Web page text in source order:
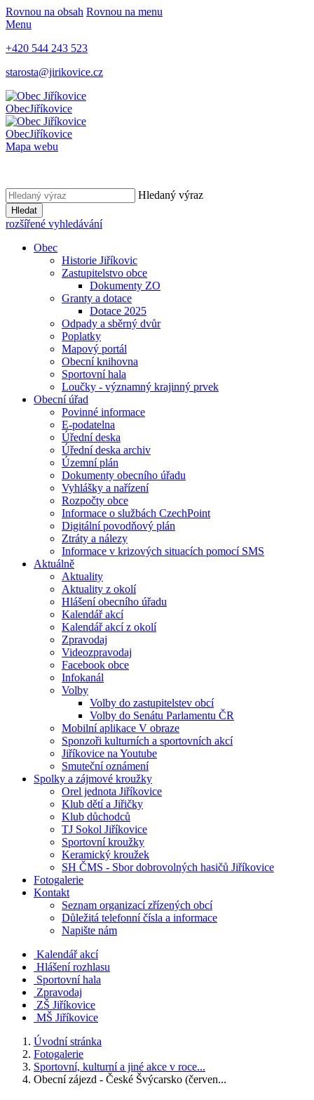
Rovnou na obsah Rovnou na menu
Menu
+420 544 243 523
starosta@jirikovice.cz
ObecJiříkovice
ObecJiříkovice
Mapa webu
Hledaný výraz
Hledat
rozšířené vyhledávání
Obec
Historie Jiříkovic
Zastupitelstvo obce
Dokumenty ZO
Granty a dotace
Dotace 2025
Odpady a sběrný dvůr
Poplatky
Mapový portál
Obecní knihovna
Sportovní hala
Loučky - významný krajinný prvek
Obecní úřad
Povinné informace
E-podatelna
Úřední deska
Úřední deska archiv
Územní plán
Dokumenty obecního úřadu
Vyhlášky a nařízení
Rozpočty obce
Informace o službách CzechPoint
Digitální povodňový plán
Ztráty a nálezy
Informace v krizových situacích pomocí SMS
Aktuálně
Aktuality
Aktuality z okolí
Hlášení obecního úřadu
Kalendář akcí
Kalendář akcí z okolí
Zpravodaj
Videozpravodaj
Facebook obce
Infokanál
Volby
Volby do zastupitelstev obcí
Volby do Senátu Parlamentu ČR
Mobilní aplikace V obraze
Sponzoři kulturních a sportovních akcí
Jiříkovice na Youtube
Smuteční oznámení
Spolky a zájmové kroužky
Orel jednota Jiříkovice
Klub dětí a Jiřičky
Klub důchodců
TJ Sokol Jiříkovice
Sportovní kroužky
Keramický kroužek
SH ČMS - Sbor dobrovolných hasičů Jiříkovice
Fotogalerie
Kontakt
Seznam organizací zřízených obcí
Důležitá telefonní čísla a informace
Napište nám
Kalendář akcí
Hlášení rozhlasu
Sportovní hala
Zpravodaj
ZŠ Jiříkovice
MŠ Jiříkovice
Úvodní stránka
Fotogalerie
Sportovní, kulturní a jiné akce v roce...
Obecní zájezd - České Švýcarsko (červen...